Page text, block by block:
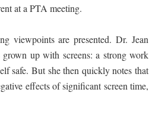
at a PTA meeting.
viewpoints are presented. Dr. Jean
up with screens: a strong work
safe. But she then quickly notes that
effects of significant screen time,